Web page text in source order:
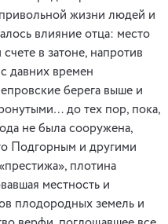
жизни людей и
влияние отца: место
в затоне, напротив
давних времен
берега выше и
до тех пор, пока,
не была сооружена,
Подгорным и другими
плотина
местность и
плодородных земель и